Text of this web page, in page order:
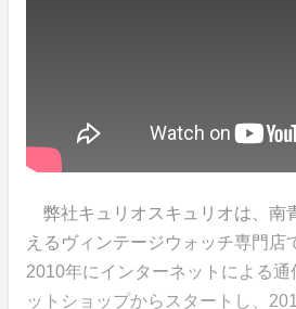
弊社キュリオスキュリオは、南
えるヴィンテージウォッチ専門店
2010年にインターネットによる通
ットショップからスタートし、